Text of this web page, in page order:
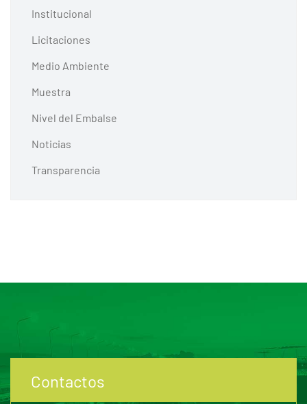
Institucional
Licitaciones
Medio Ambiente
Muestra
Nivel del Embalse
Noticias
Transparencia
Contactos